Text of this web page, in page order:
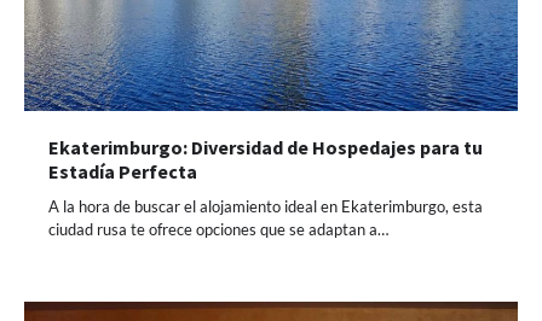
Ekaterimburgo: Diversidad de Hospedajes para tu
Estadía Perfecta
A la hora de buscar el alojamiento ideal en Ekaterimburgo, esta
ciudad rusa te ofrece opciones que se adaptan a…